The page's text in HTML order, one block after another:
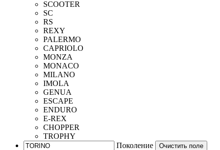
SCOOTER
SC
RS
REXY
PALERMO
CAPRIOLO
MONZA
MONACO
MILANO
IMOLA
GENUA
ESCAPE
ENDURO
E-REX
CHOPPER
TROPHY
Поколение
Очистить поле